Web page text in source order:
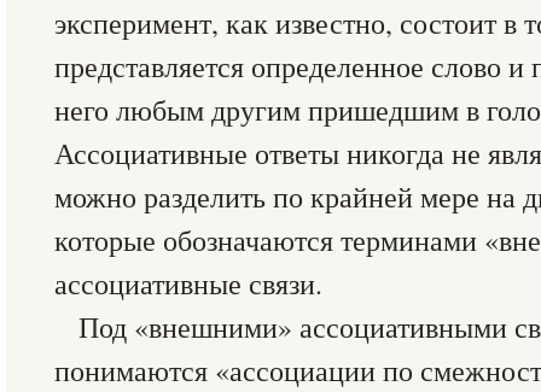
эксперимент, как известно, состоит
представляется определенное слово и
него любым другим пришедшим в
Ассоциативные ответы никогда не
можно разделить по крайней мере на
которые обозначаются терминами
ассоциативные связи.
Под «внешними» ассоциативными
понимаются «ассоциации по